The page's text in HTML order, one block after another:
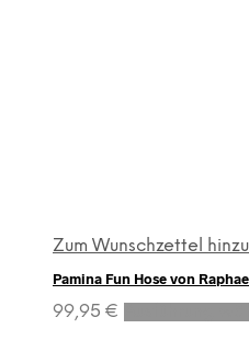
Zum Wunschzettel
Pamina Fun Hose von
99,95 €